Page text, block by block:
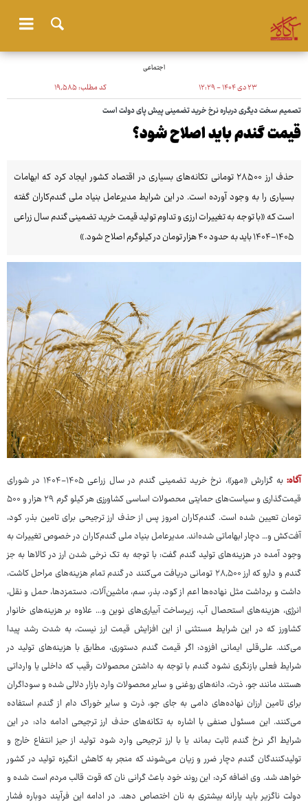
اجتماعی
۲۳ دی ۱۴۰۴ - ۱۲:۲۹ کد مطلب:۱۹٬۵۸۵
تصمیم سخت دیگری درباره نرخ خرید تضمینی پیش پای دولت است
قیمت گندم باید اصلاح شود؟
حذف ارز ۲۸۵۰۰ تومانی تکانه‌های بسیاری در اقتصاد کشور ایجاد کرد که ابهامات
بسیاری را به وجود آورده است. در این شرایط مدیرعامل بنیاد ملی گندم‌کاران گفته
است که «با توجه به تغییرات ارزی و تداوم تولید قیمت خرید تضمینی گندم سال زراعی
۱۴۰۵-۱۴۰۴ باید به حدود ۴۰ هزار تومان در کیلوگرم اصلاح شود.»
آگاه:
به گزارش «مهر»، نرخ خرید تضمینی گندم در سال زراعی ۱۴۰۵-۱۴۰۴ در شورای
قیمت‌گذاری و سیاست‌های حمایتی محصولات اساسی کشاورزی هر کیلو گرم ۲۹ هزار و ۵۰۰
تومان تعیین شده است. گندم‌کاران امروز پس از حذف ارز ترجیحی برای تامین بذر، کود،
آفت‌کش و… دچار ابهاماتی شده‌اند. مدیرعامل بنیاد ملی گندم‌کاران در خصوص تغییرات به
وجود آمده در هزینه‌های تولید گندم گفت: با توجه به تک نرخی شدن ارز در کالاها به جز
گندم و دارو که ارز ۲۸,۵۰۰ تومانی دریافت می‌کنند در گندم تمام هزینه‌های مراحل کاشت،
داشت و برداشت مثل نهاده‌ها اعم از کود، بذر، سم، ماشین‌آلات، دستمزدها، حمل و نقل،
انرژی، هزینه‌های استحصال آب، زیرساخت آبیاری‌های نوین و... علاوه بر هزینه‌های خانوار
کشاورز که در این شرایط مستثنی از این افزایش قیمت ارز نیست، به شدت رشد پیدا
می‌کند. علی‌قلی ایمانی افزود: اگر قیمت گندم دستوری، مطابق با هزینه‌های تولید در
شرایط فعلی بازنگری نشود گندم با توجه به داشتن محصولات رقیب که داخلی یا وارداتی
هستند مانند جو، ذرت، دانه‌های روغنی و سایر محصولات وارد بازار دلالی شده و سوداگران
برای تامین ارزان نهاده‌های دامی به جای جو، ذرت و سایر خوراک دام از گندم استفاده
می‌کنند. این مسئول صنفی با اشاره به تکانه‌های حذف ارز ترجیحی ادامه داد: در این
شرایط اگر نرخ گندم ثابت بماند یا با ارز ترجیحی وارد شود تولید از حیز انتفاع خارج و
تولیدکنندگان گندم دچار ضرر و زیان می‌شوند که منجر به کاهش انگیزه تولید در کشور
خواهد شد. وی اضافه کرد: این روند خود باعث گرانی نان که قوت قالب مردم است شده و
دولت ناگزیر باید یارانه بیشتری به نان اختصاص دهد. در ادامه این فرآیند دوباره فشار